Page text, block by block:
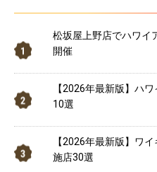
松坂屋上野店でハワイ
開催
【2026年最新版】ハ
10選
【2026年最新版】ワ
施店30選